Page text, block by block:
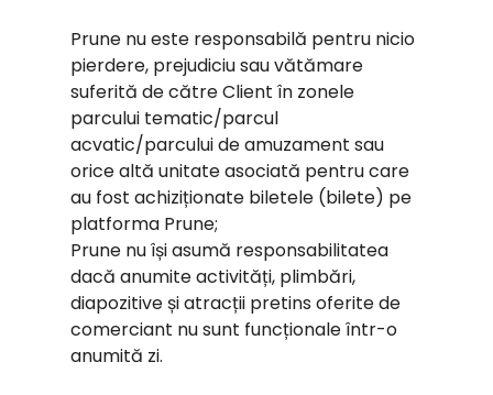
Prune nu este responsabilă pentru nicio
pierdere, prejudiciu sau vătămare
suferită de către Client în zonele
parcului tematic/parcul
acvatic/parcului de amuzament sau
orice altă unitate asociată pentru care
au fost achiziționate biletele (bilete) pe
platforma Prune;
Prune nu își asumă responsabilitatea
dacă anumite activități, plimbări,
diapozitive și atracții pretins oferite de
comerciant nu sunt funcționale într-o
anumită zi.